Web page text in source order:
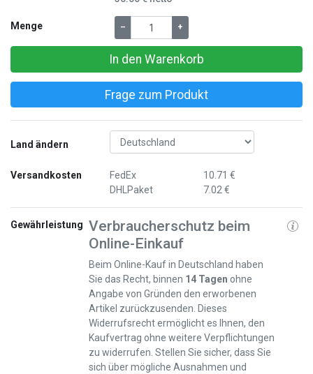
Menge – +
In den Warenkorb
Frage zum Produkt
Land ändern
Versandkosten
FedEx
DHLPaket
10.71 €
7.02 €
Gewährleistung Verbraucherschutz beim
Online-Einkauf
Beim Online-Kauf in Deutschland haben
Sie das Recht, binnen 14 Tagen ohne
Angabe von Gründen den erworbenen
Artikel zurückzusenden. Dieses
Widerrufsrecht ermöglicht es Ihnen, den
Kaufvertrag ohne weitere Verpflichtungen
zu widerrufen. Stellen Sie sicher, dass Sie
sich über mögliche Ausnahmen und